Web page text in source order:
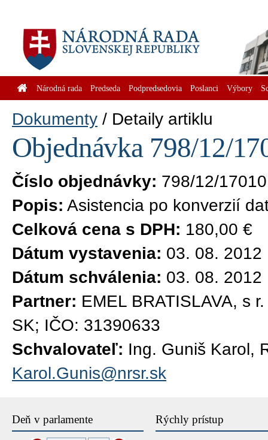
Národná rada Predseda Podpredsedovia Poslanci Výbory
Dokumenty Detaily artiklu
Objednávka 798/12/
Číslo objednávky: 798/12/17010
Popis: Asistencia po konverzií
Celková cena s DPH: 180,00 €
Dátum vystavenia: 03. 08. 2012
Dátum schválenia: 03. 08. 2012
Partner: EMEL BRATISLAVA, s
SK; IČO: 31390633
Schvalovateľ: Ing. Guniš Karol,
Karol.Gunis@nrsr.sk
Deň v parlamente Rýchly prístup